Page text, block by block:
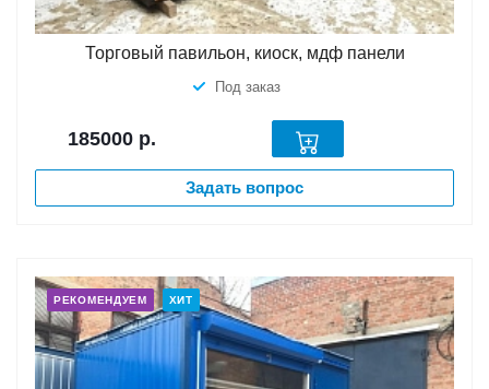
Торговый павильон, киоск, мдф панели
Под заказ
185000 р.
Задать вопрос
РЕКОМЕНДУЕМ ХИТ